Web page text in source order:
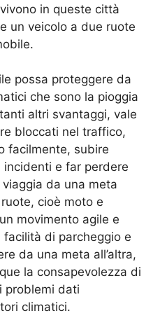
in queste città
un veicolo a due ruote
possa proteggere da
che sono la pioggia
altri svantaggi, vale
bloccati nel traffico,
facilmente, subire
e far perdere
da una meta
cioè moto e
movimento agile e
di parcheggio e
da una meta all’altra,
la consapevolezza di
problemi dati
climatici.